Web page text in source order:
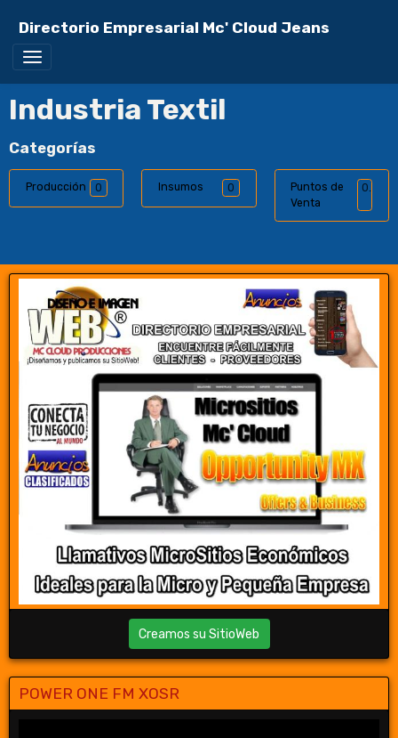
Directorio Empresarial Mc' Cloud Jeans
Industria Textil
Categorías
Producción 0 Insumos 0
Puntos de
Venta
0
Creamos su SitioWeb
POWER ONE FM XOSR